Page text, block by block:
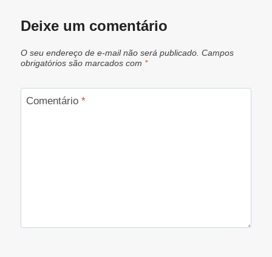
Deixe um comentário
O seu endereço de e-mail não será publicado. Campos
obrigatórios são marcados com *
Comentário *